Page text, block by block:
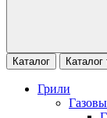
Каталог Каталог
Грили